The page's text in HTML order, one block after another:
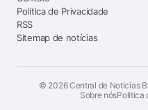
Politica de Privacidade
RSS
Sitemap de notícias
© 2026Central de Noticias
Sobre nósPolitica